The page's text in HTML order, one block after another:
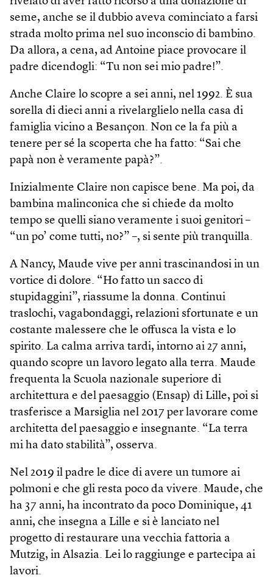
seme, anche se il dubbio aveva cominciato a farsi
strada molto prima nel suo inconscio di bambino.
Da allora, a cena, ad Antoine piace provocare il
padre dicendogli: “Tu non sei mio padre!”.
Anche Claire lo scopre a sei anni, nel 1992. È sua
sorella di dieci anni a rivelarglielo nella casa di
famiglia vicino a Besançon. Non ce la fa più a
tenere per sé la scoperta che ha fatto: “Sai che
papà non è veramente papà?”.
Inizialmente Claire non capisce bene. Ma poi, da
bambina malinconica che si chiede da molto
tempo se quelli siano veramente i suoi genitori –
“un po’ come tutti, no?” –, si sente più tranquilla.
A Nancy, Maude vive per anni trascinandosi in un
vortice di dolore. “Ho fatto un sacco di
stupidaggini”, riassume la donna. Continui
traslochi, vagabondaggi, relazioni sfortunate e un
costante malessere che le offusca la vista e lo
spirito. La calma arriva tardi, intorno ai 27 anni,
quando scopre un lavoro legato alla terra. Maude
frequenta la Scuola nazionale superiore di
architettura e del paesaggio (Ensap) di Lille, poi si
trasferisce a Marsiglia nel 2017 per lavorare come
architetta del paesaggio e insegnante. “La terra
mi ha dato stabilità”, osserva.
Nel 2019 il padre le dice di avere un tumore ai
polmoni e che gli resta poco da vivere. Maude, che
ha 37 anni, ha incontrato da poco Dominique, 41
anni, che insegna a Lille e si è lanciato nel
progetto di restaurare una vecchia fattoria a
Mutzig, in Alsazia. Lei lo raggiunge e partecipa ai
lavori.